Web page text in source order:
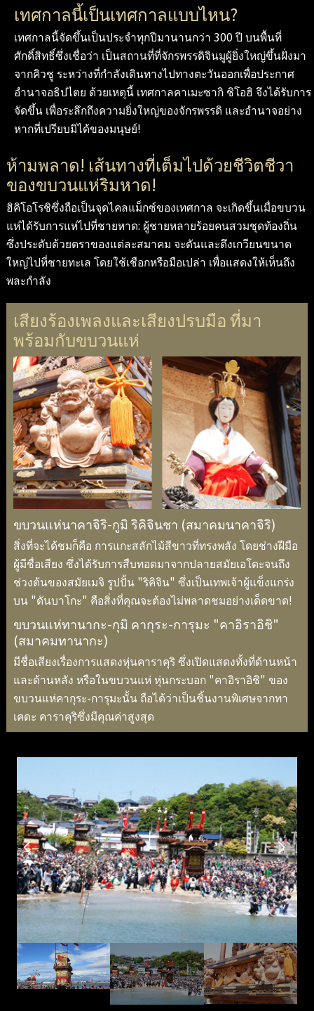
เทศกาลนี้เป็นเทศกาลแบบไหน?
เทศกาลนี้จัดขึ้นเป็นประจำทุกปีมานานกว่า 300 ปี บนพื้นที่
ศักดิ์สิทธิ์ซึ่งเชื่อว่า เป็นสถานที่ที่จักรพรรดิจินมูผู้ยิ่งใหญ่ขึ้นฝั่งมา
จากคิวชู ระหว่างที่กำลังเดินทางไปทางตะวันออกเพื่อประกาศ
อำนาจอธิปไตย ด้วยเหตุนี้ เทศกาลคาเมะซากิ ชิโอฮิ จึงได้รับการ
จัดขึ้น เพื่อระลึกถึงความยิ่งใหญ่ของจักรพรรดิ และอำนาจอย่าง
หากที่เปรียบมิได้ของมนุษย์!
ห้ามพลาด! เส้นทางที่เต็มไปด้วยชีวิตชีวา
ของขบวนแห่ริมหาด!
ฮิคิโอโรชิซึ่งถือเป็นจุดไคลแม็กซ์ของเทศกาล จะเกิดขึ้นเมื่อขบวน
แห่ได้รับการแห่ไปที่ชายหาด: ผู้ชายหลายร้อยคนสวมชุดท้องถิ่น
ซึ่งประดับด้วยตราของแต่ละสมาคม จะดันและดึงเกวียนขนาด
ใหญ่ไปที่ชายทะเล โดยใช้เชือกหรือมือเปล่า เพื่อแสดงให้เห็นถึง
พละกำลัง
เสียงร้องเพลงและเสียงปรบมือ ที่มา
พร้อมกับขบวนแห่
ขบวนแห่นาคาจิริ-กูมิ ริคิจินชา (สมาคมนาคาจิริ)
สิ่งที่จะได้ชมก็คือ การแกะสลักไม้สีขาวที่ทรงพลัง โดยช่างฝีมือ
ผู้มีชื่อเสียง ซึ่งได้รับการสืบทอดมาจากปลายสมัยเอโดะจนถึง
ช่วงต้นของสมัยเมจิ รูปปั้น "ริคิจิน" ซึ่งเป็นเทพเจ้าผู้แข็งแกร่ง
บน "ดันบาโกะ" คือสิ่งที่คุณจะต้องไม่พลาดชมอย่างเด็ดขาด!
ขบวนแห่ทานากะ-กุมิ คากุระ-การุมะ "คาอิราอิชิ"
(สมาคมทานากะ)
มีชื่อเสียงเรื่องการแสดงหุ่นคาราคุริ ซึ่งเปิดแสดงทั้งที่ด้านหน้า
และด้านหลัง หรือในขบวนแห่ หุ่นกระบอก "คาอิราอิชิ" ของ
ขบวนแห่คากุระ-การุมะนั้น ถือได้ว่าเป็นชิ้นงานพิเศษจากทา
เคดะ คาราคุริซึ่งมีคุณค่าสูงสุด